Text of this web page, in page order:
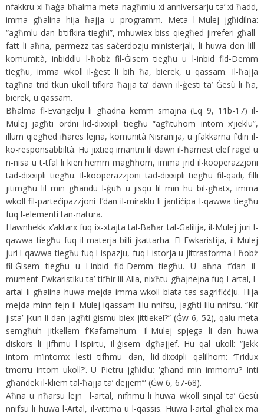
nfakkru xi ħaġa bħalma meta nagħmlu xi anniversarju ta’ xi ħadd,
imma għalina hija ħajja u programm. Meta l-Mulej jgħidilna:
“agħmlu dan b’tifkira tiegħi”, mhuwiex biss qiegħed jirreferi għall-
fatt li aħna, permezz tas-saċerdozju ministerjali, li huwa don lill-
komumità, inbiddlu l-ħobż fil-Ġisem tiegħu u l-inbid fid-Demm
tiegħu, imma wkoll il-ġest li bih ħa, bierek, u qassam. Il-ħajja
tagħna trid tkun ukoll tifkira ħajja ta’ dawn il-ġesti ta’ Ġesù li ħa,
bierek, u qassam.
Bħalma fl-Evanġelju li għadna kemm smajna (Lq 9, 11b-17) il-
Mulej jagħti ordni lid-dixxipli tiegħu “agħtuhom intom x’jieklu”,
illum qiegħed iħares lejna, komunità Nisranija, u jfakkarna f’din il-
ko-responsabbiltà. Hu jixtieq imantni lil dawn il-ħamest elef raġel u
n-nisa u t-tfal li kien hemm magħhom, imma jrid il-kooperazzjoni
tad-dixxipli tiegħu. Il-kooperazzjoni tad-dixxipli tiegħu fil-qadi, filli
jitimgħu lil min għandu l-ġuħ u jisqu lil min hu bil-għatx, imma
wkoll fil-parteċipazzjoni f’dan il-miraklu li jantiċipa l-qawwa tiegħu
fuq l-elementi tan-natura.
Hawnhekk x’aktarx fuq ix-xtajta tal-Baħar tal-Galilija, il-Mulej juri l-
qawwa tiegħu fuq il-materja billi jkattarha. Fl-Ewkaristija, il-Mulej
juri l-qawwa tiegħu fuq l-ispazju, fuq l-istorja u jittrasforma l-ħobż
fil-Ġisem tiegħu u l-inbid fid-Demm tiegħu. U aħna f’dan il-
mument Ewkaristiku ta’ tifħir lil Alla, nixħtu għajnejna fuq l-artal, l-
artal li għalina huwa mejda imma wkoll blata tas-sagrifiċċju. Hija
mejda minn fejn il-Mulej iqassam lilu nnifsu, jagħti lilu nnifsu. “Kif
jista’ jkun li dan jagħti ġismu biex jittiekel?” (Ġw 6, 52), qalu meta
semgħuh jitkellem f’Kafarnahum. Il-Mulej spjega li dan huwa
diskors li jifhmu l-Ispirtu, il-ġisem dgħajjef. Hu qal ukoll: “Jekk
intom m’intomx lesti tifhmu dan, lid-dixxipli qalilhom: ‘Tridux
tmorru intom ukoll?’. U Pietru jgħidlu: ‘għand min immorru? Inti
għandek il-kliem tal-ħajja ta’ dejjem’” (Ġw 6, 67-68).
Aħna u nħarsu lejn l-artal, nifhmu li huwa wkoll sinjal ta’ Ġesù
nnifsu li huwa l-Artal, il-vittma u l-qassis. Huwa l-artal għaliex ma